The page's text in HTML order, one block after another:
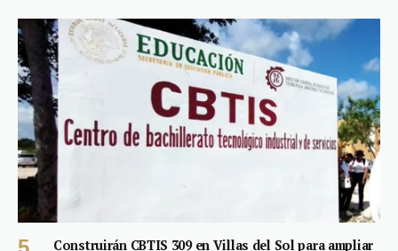
Construirán CBTIS 309 en Villas del Sol para ampliar